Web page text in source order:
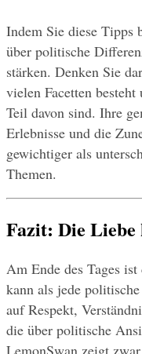
Indem Sie diese Tipps
über politische
stärken. Denken Sie
vielen Facetten
Teil davon sind. Ihre
Erlebnisse und die
gewichtiger als
Themen.
Fazit: Die Liebe
Am Ende des Tages
kann als jede
auf Respekt,
die über politische
LemonSwan zeigt